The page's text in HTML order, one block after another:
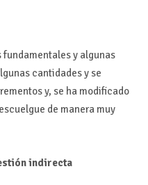
fundamentales y algunas
cantidades y se
y, se ha modificado
de manera muy
indirecta